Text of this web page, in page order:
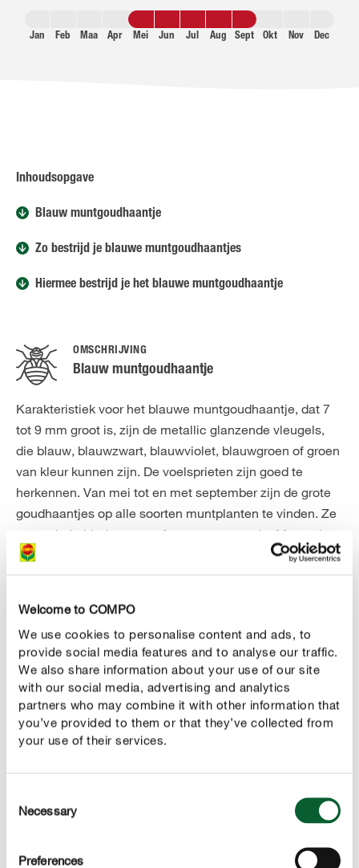
Welcome to COMPO
We use cookies to personalise content and ads, to
provide social media features and to analyse our traffic.
We also share information about your use of our site
with our social media, advertising and analytics
partners who may combine it with other information that
you’ve provided to them or that they’ve collected from
your use of their services.
Selection
Necessary
Preferences
Jan Feb Maa Apr Mei Jun Jul Aug Sept Okt Nov Dec
Inhoudsopgave
Blauw muntgoudhaantje
Zo bestrijd je blauwe muntgoudhaantjes
Hiermee bestrijd je het blauwe muntgoudhaantje
OMSCHRIJVING
Blauw muntgoudhaantje
Karakteristiek voor het blauwe muntgoudhaantje, dat 7
tot 9 mm groot is, zijn de metallic glanzende vleugels,
die blauw, blauwzwart, blauwviolet, blauwgroen of groen
van kleur kunnen zijn. De voelsprieten zijn goed te
herkennen. Van mei tot en met september zijn de grote
goudhaantjes op alle soorten muntplanten te vinden. Ze
vreten hele bladeren op of vreten er gaten in. Meestal
zijn er meerdere kevers tegelijk, zodat de muntplant
eitjes direct op de muntplanten. Daaruit ontwikkelen zich
de larven, die de typerende gaten- en venstervraat
veroorzaken.
BESTRIJDING
Zo bestrijd je blauwe muntgoudhaantjes
zware aantasting een behandeling met een insecticide